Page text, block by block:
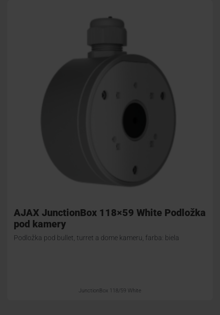
AJAX JunctionBox 118×59 White Podložka
pod kamery
Podložka pod bullet, turret a dome kameru, farba: biela
JunctionBox 118/59 White